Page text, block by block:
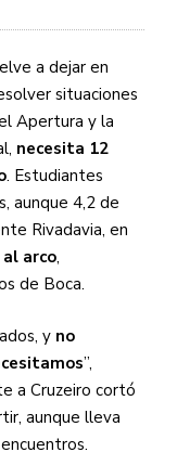
a dejar en
situaciones
Apertura y la
necesita 12
. Estudiantes
aunque 4,2 de
Rivadavia, en
arco,
de Boca.
y no
”,
a Cruzeiro cortó
aunque lleva